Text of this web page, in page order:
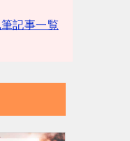
記事一覧